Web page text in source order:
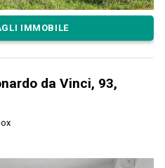
IMMOBILE
da Vinci, 93,